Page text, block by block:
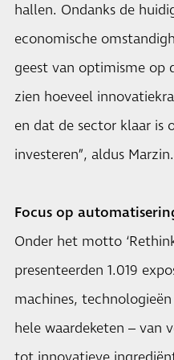
hallen. Ondanks de
economische
geest van optimisme op
zien hoeveel
en dat de sector klaar is
investeren”, aldus Marzin.
Focus op
Onder het motto
presenteerden 1.019
machines,
hele waardeketen – van